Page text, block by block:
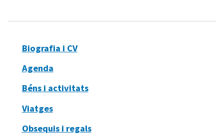
Biografia i CV
Agenda
Béns i activitats
Viatges
Obsequis i regals